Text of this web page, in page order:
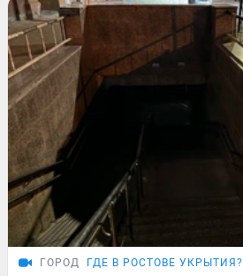
ГОРОД ГДЕ В РОСТОВЕ УКРЫТИЯ?